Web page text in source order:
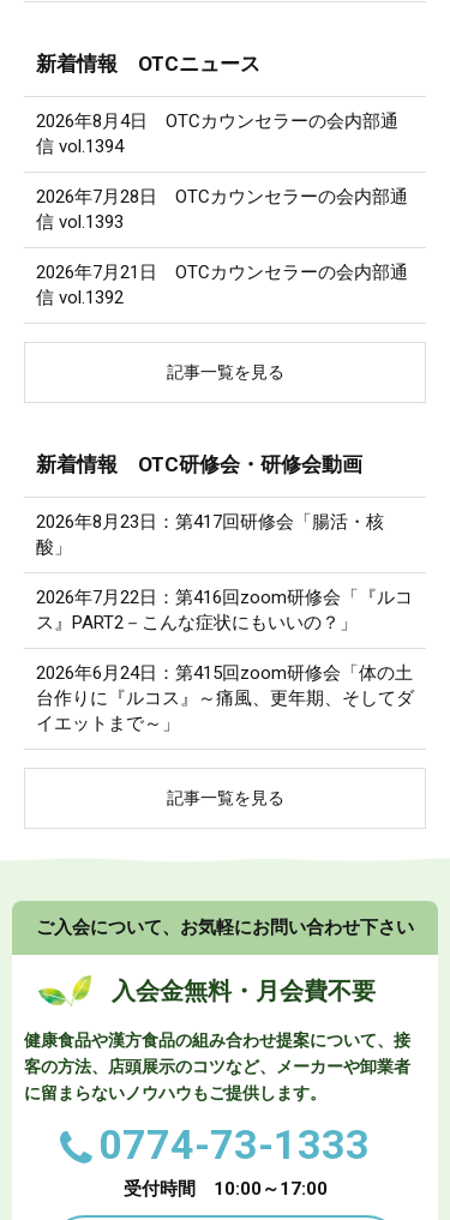
新着情報 OTCニュース
2026年8月4日 OTCカウンセラーの会内部通
信 vol.1394
2026年7月28日 OTCカウンセラーの会内部通
信 vol.1393
2026年7月21日 OTCカウンセラーの会内部通
信 vol.1392
記事一覧を見る
新着情報 OTC研修会・研修会動画
2026年8月23日：第417回研修会「腸活・核
酸」
2026年7月22日：第416回zoom研修会「『ルコ
ス』PART2－こんな症状にもいいの？」
2026年6月24日：第415回zoom研修会「体の土
台作りに『ルコス』～痛風、更年期、そしてダ
イエットまで～」
記事一覧を見る
ご入会について、お気軽にお問い合わせ下さい
入会金無料・月会費不要
健康食品や漢方食品の組み合わせ提案について、接
客の方法、店頭展示のコツなど、
メーカーや卸業者
に留まらないノウハウもご提供します。
0774-73-1333
受付時間 10:00～17:00